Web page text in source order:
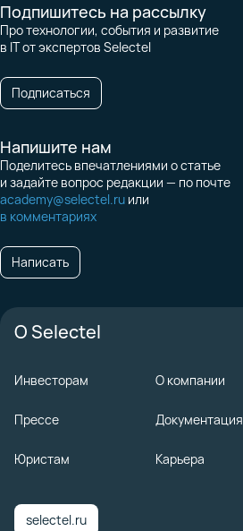
Подпишитесь на рассылку
Про технологии, события и развитие
в IT от экспертов Selectel
Подписаться
Напишите нам
Поделитесь впечатлениями о статье
и задайте вопрос редакции — по почте
academy@selectel.ru или
в комментариях
Написать
О Selectel
Инвесторам О компании
Прессе Документация
Юристам Карьера
selectel.ru